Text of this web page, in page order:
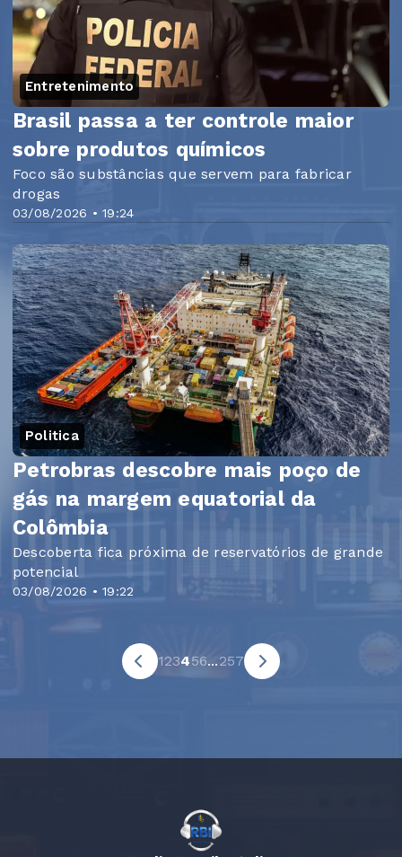
Entretenimento
03/08/2026 • 19:24
Brasil passa a ter controle maior
sobre produtos químicos
Foco são substâncias que servem para fabricar
drogas
Politica
03/08/2026 • 19:22
Petrobras descobre mais poço de
gás na margem equatorial da
Colômbia
Descoberta fica próxima de reservatórios de grande
potencial
123456...257